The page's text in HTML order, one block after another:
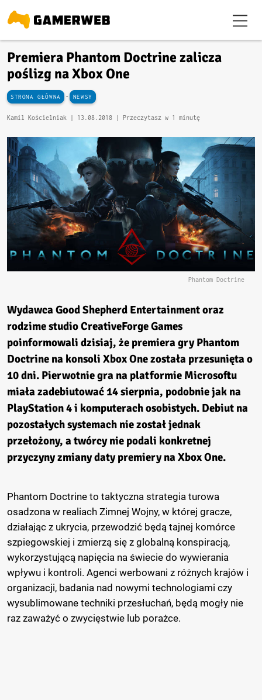
Premiera Phantom Doctrine zalicza
poślizg na Xbox One
STRONA GŁÓWNA - NEWSY
Kamil Kościelniak | 13.08.2018 | Przeczytasz w 1 minutę
Phantom Doctrine
Wydawca Good Shepherd Entertainment oraz
rodzime studio CreativeForge Games
poinformowali dzisiaj, że premiera gry Phantom
Doctrine na konsoli Xbox One została przesunięta o
10 dni. Pierwotnie gra na platformie Microsoftu
miała zadebiutować 14 sierpnia, podobnie jak na
PlayStation 4 i komputerach osobistych. Debiut na
pozostałych systemach nie został jednak
przełożony, a twórcy nie podali konkretnej
przyczyny zmiany daty premiery na Xbox One.
Phantom Doctrine to taktyczna strategia turowa
osadzona w realiach Zimnej Wojny, w której gracze,
działając z ukrycia, przewodzić będą tajnej komórce
szpiegowskiej i zmierzą się z globalną konspiracją,
wykorzystującą napięcia na świecie do wywierania
wpływu i kontroli. Agenci werbowani z różnych krajów i
organizacji, badania nad nowymi technologiami czy
wysublimowane techniki przesłuchań, będą mogły nie
raz zaważyć o zwycięstwie lub porażce.